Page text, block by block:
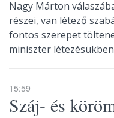
Nagy Márton
részei, van létező
fontos szerepet
miniszter
15:59
Száj- és